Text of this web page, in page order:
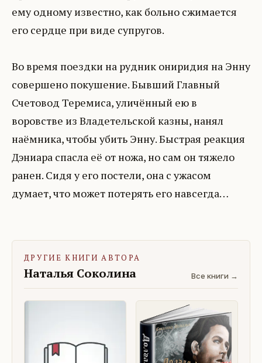
ему одному известно, как больно сжимается
его сердце при виде супругов.
Во время поездки на рудник ониридия на Энну
совершено покушение. Бывший Главный
Счетовод Теремиса, уличённый ею в
воровстве из Владетельской казны, нанял
наёмника, чтобы убить Энну. Быстрая реакция
Дэниара спасла её от ножа, но сам он тяжело
ранен. Сидя у его постели, она с ужасом
думает, что может потерять его навсегда…
ДРУГИЕ КНИГИ АВТОРА
Наталья Соколина Все книги →